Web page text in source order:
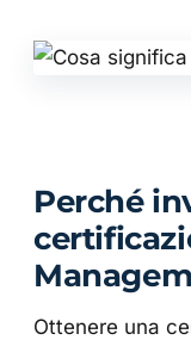
Perché
Ottenere una